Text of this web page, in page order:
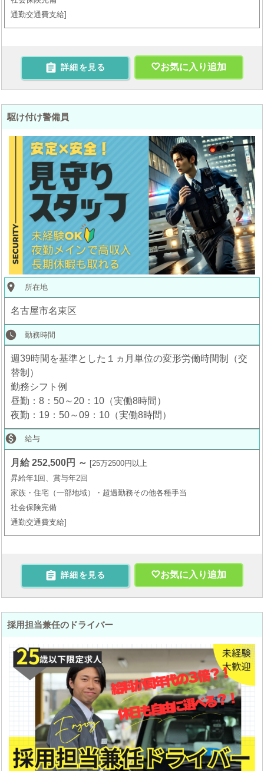
通勤交通費支給
 詳細を見る お気に入り追加
駆け付け警備員
place 所在地
名古屋市名東区
watch_later 勤務時間
週39時間を基準とした１ヵ月単位の変形労働時間制（交
替制）
勤務シフト例
昼勤：8：50～20：10（実働8時間）
夜勤：19：50～09：10（実働8時間）
 給与
月給 252,500円 ～
25万2500円以上
昇給年1回、賞与年2回
家族・住宅（一部地域）・超過勤務その他各種手当
社会保険完備
通勤交通費支給
 詳細を見る お気に入り追加
採用担当兼任のドライバー